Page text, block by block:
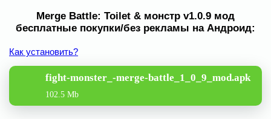
Merge Battle: Toilet & монстр v1.0.9 мод
бесплатные покупки/без рекламы на Андроид:
Как установить?
fight-monster_-merge-battle_1_0_9_mod.apk
102.5 Mb